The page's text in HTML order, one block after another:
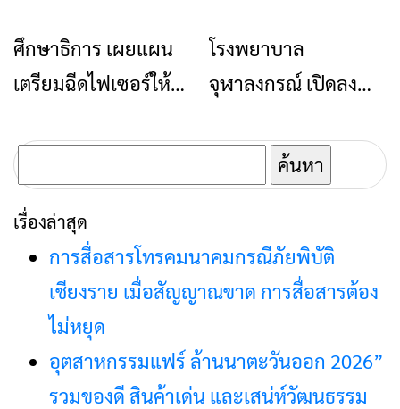
คลิกที่นี่
ที่นี่
ข่าวเชียงราย
ศึกษาธิการ เผยแผน
เตรียมฉีดไฟเซอร์ให้
โรงพยาบาล
จุฬาลงกรณ์ เปิดลง
อายุ 18 ปี ขึ้นไป
ค้นหา
สำหรับ:
เรื่องล่าสุด
การสื่อสารโทรคมนาคมกรณีภัยพิบัติ
เชียงราย เมื่อสัญญาณขาด การสื่อสารต้อง
ไม่หยุด
อุตสาหกรรมแฟร์ ล้านนาตะวันออก 2026”
รวมของดี สินค้าเด่น และเสน่ห์วัฒนธรรม